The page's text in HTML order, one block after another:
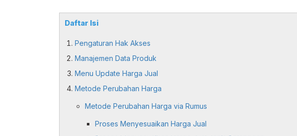
Daftar Isi
Pengaturan Hak Akses
Manajemen Data Produk
Menu Update Harga Jual
Metode Perubahan Harga
Metode Perubahan Harga via Rumus
Proses Menyesuaikan Harga Jual